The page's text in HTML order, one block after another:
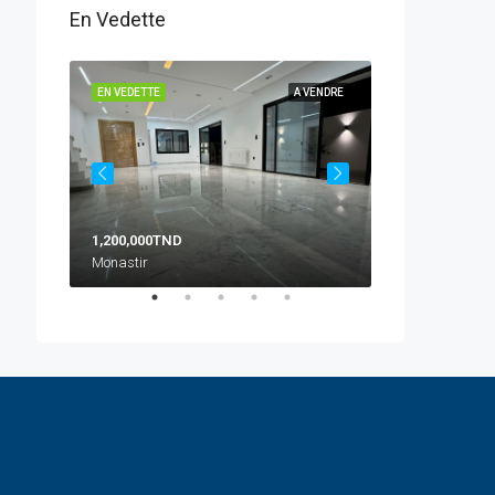
En Vedette
A VENDRE
EN VEDETTE
1,200,000TND
Monastir